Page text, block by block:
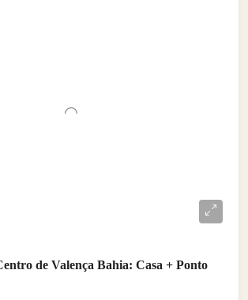
de Valença Bahia: Casa + Ponto